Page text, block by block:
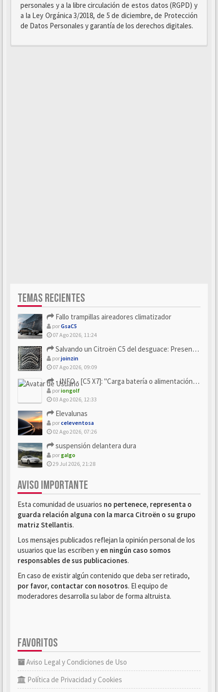
personales y a la libre circulación de estos datos (RGPD) y
a la Ley Orgánica 3/2018, de 5 de diciembre, de Protección
de Datos Personales y garantía de los derechos digitales.
TEMAS RECIENTES
Fallo trampillas aireadores climatizador
porGsaC5
07 Ago 2026, 11:24
Salvando un Citroën C5 del desguace: Presentación y seguimiento
porjoinzin
07 Ago 2026, 09:09
- INFO - [C5 X7]: "Carga batería o alimentación eléctri...
poriongolf
03 Ago 2026, 12:33
Elevalunas
porceleventosa
02 Ago 2026, 07:26
suspensión delantera dura
porgalgo
29 Jul 2026, 21:28
AVISO IMPORTANTE
Esta comunidad de usuarios no pertenece, representa o
guarda relación alguna con la marca Citroën o su grupo
matriz Stellantis.
Los mensajes publicados reflejan la opinión personal de los
usuarios que las escriben y en ningún caso somos
responsables de sus publicaciones.
En caso de existir algún contenido que deba ser retirado,
por favor, contactar con nosotros. El equipo de
moderadores desarrolla su labor de forma altruista.
FAVORITOS
Aviso Legal y Condiciones de Uso
Política de Privacidad y Cookies